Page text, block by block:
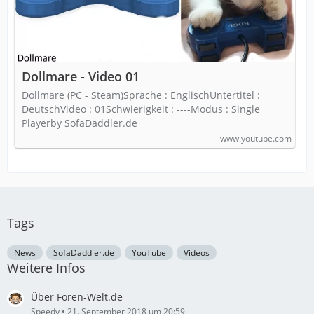
Dollmare - Video 01
Dollmare (PC - Steam)Sprache : EnglischUntertitel :
DeutschVideo : 01Schwierigkeit : ----Modus : Single
Playerby SofaDaddler.de
www.youtube.com
Tags
News SofaDaddler.de YouTube Videos
Weitere Infos
Über Foren-Welt.de
Speedy 21. September 2018 um 20:59